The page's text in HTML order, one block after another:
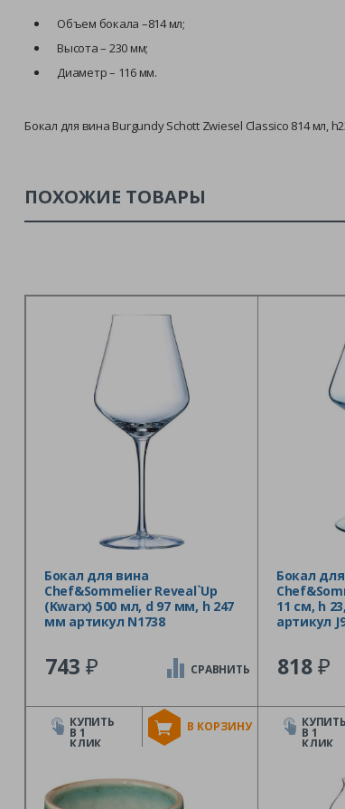
Объем бокала –814 мл;
Высота – 230 мм;
Диаметр – 116 мм.
Бокал для вина Burgundy Schott Zwiesel Classico 814 мл,
ПОХОЖИЕ ТОВАРЫ
Бокал для вина
Chef&Sommelier Reveal`Up
(Kwarx) 500 мл, d 97 мм, h 247
мм артикул N1738
743 ₽
В КОРЗИНУ
СРАВНИТЬ
КУПИТЬ
В 1
КЛИК
Бокал
11 см, h
артикул
818₽
КУПИТЬ
В 1
КЛИК